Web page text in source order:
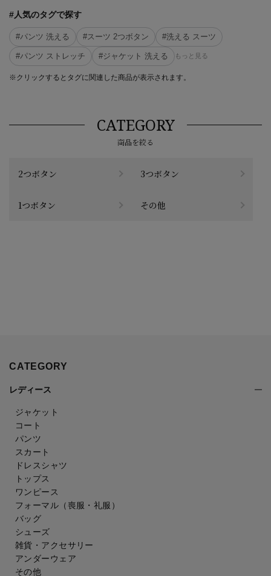
#人気のタグで探す
#パンツ 洗える #スーツ 2つボタン #洗える スーツ
#パンツ ストレッチ #ジャケット 洗える もっと見る
※クリックするとタグに関連した商品が表示されます。
CATEGORY
商品を絞る
2つボタン 3つボタン
1つボタン その他
CATEGORY
レディース
ジャケット
コート
パンツ
スカート
ドレスシャツ
トップス
ワンピース
フォーマル（喪服・礼服）
バッグ
シューズ
雑貨・アクセサリー
アンダーウェア
その他